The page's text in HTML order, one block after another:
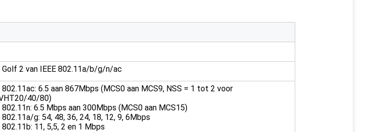
Golf 2 van IEEE 802.11a/b/g/n/ac
802.11ac: 6.5 aan 867Mbps (MCS0 aan MCS9, NSS = 1 tot 2 voor
40/80)
802.11n: 6.5 Mbps aan 300Mbps (MCS0 aan MCS15)
802.11a/g: 54, 48, 36, 24, 18, 12, 9, 6Mbps
802.11b: 11, 5,5, 2 en 1 Mbps